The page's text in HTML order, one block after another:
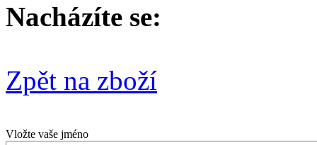
Nacházíte se:
Zpět na zboží
Vložte vaše jméno